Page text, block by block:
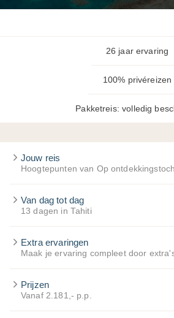
26 jaar ervaring
100% privéreizen
Pakketreis: volledig
Jouw reis
Hoogtepunten van Op
Van dag tot dag
13 dagen in Tahiti
Extra ervaringen
Maak je ervaring compleet door
Prijzen
Vanaf 2.181,- p.p.